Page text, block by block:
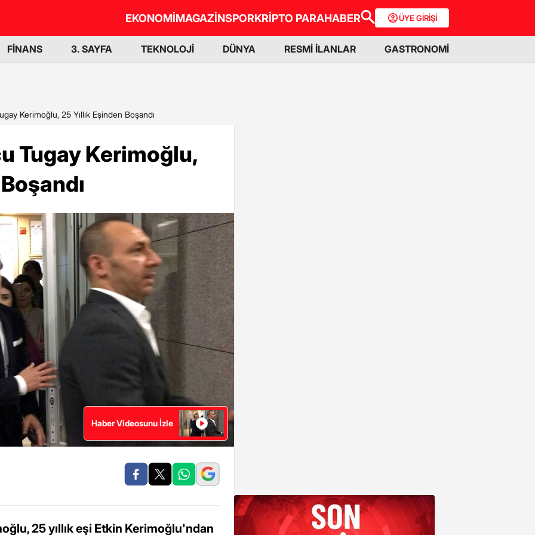
EKONOMİMAGAZİNSPORKRİPTO PARAHABER ÜYE GİRİŞİ
FİNANS 3. SAYFA TEKNOLOJİ DÜNYA RESMİ İLANLAR GASTRONOMİ
Kerimoğlu, 25 Yıllık Eşinden Boşandı
Tugay Kerimoğlu,
Haber Videosunu İzle
25 yıllık eşi Etkin Kerimoğlu'ndan